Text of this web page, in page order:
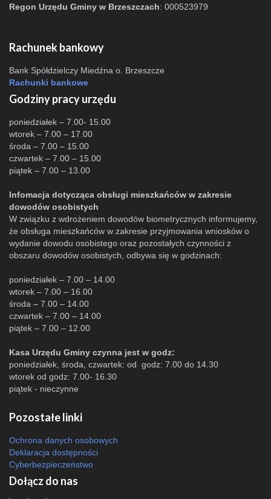
Regon Urzędu Gminy w Brzeszczach: 000523979
Rachunek bankowy
Bank Spółdzielczy Miedźna o. Brzeszcze
Rachunki bankowe
Godziny pracy urzędu
poniedziałek – 7.00- 15.00
wtorek – 7.00 – 17.00
środa – 7.00 – 15.00
czwartek – 7.00 – 15.00
piątek – 7.00 – 13.00
Infomacja dotycząca obsługi mieszkańców w zakresie
dowodów osobistych
W związku z wdrożeniem dowodów biometrycznych informujemy,
że obsługa mieszkańców w zakresie przyjmowania wniosków o
wydanie dowodu osobistego oraz pozostałych czynności z
obszaru dowodów osobistych, odbywa się w godzinach:
poniedziałek – 7.00 – 14.00
wtorek – 7.00 – 16.00
środa – 7.00 – 14.00
czwartek – 7.00 – 14.00
piątek – 7.00 – 12.00
Kasa Urzędu Gminy czynna jest w godz:
poniedziałek, środa, czwartek: od godz: 7.00 do 14.30
wtorek od godz: 7.00- 16.30
piątek - nieczynne
Pozostałe linki
Ochrona danych osobowych
Deklaracja dostępności
Cyberbezpieczeństwo
Dołącz do nas